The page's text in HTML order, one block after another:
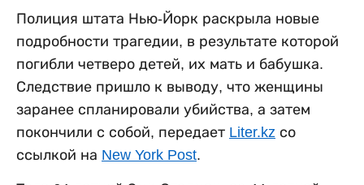
Полиция штата Нью-Йорк раскрыла новые
подробности трагедии, в результате которой
погибли четверо детей, их мать и бабушка.
Следствие пришло к выводу, что женщины
заранее спланировали убийства, а затем
покончили с собой, передает Liter.kz со
ссылкой на New York Post.